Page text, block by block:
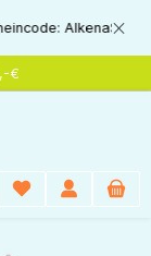
direkt
€